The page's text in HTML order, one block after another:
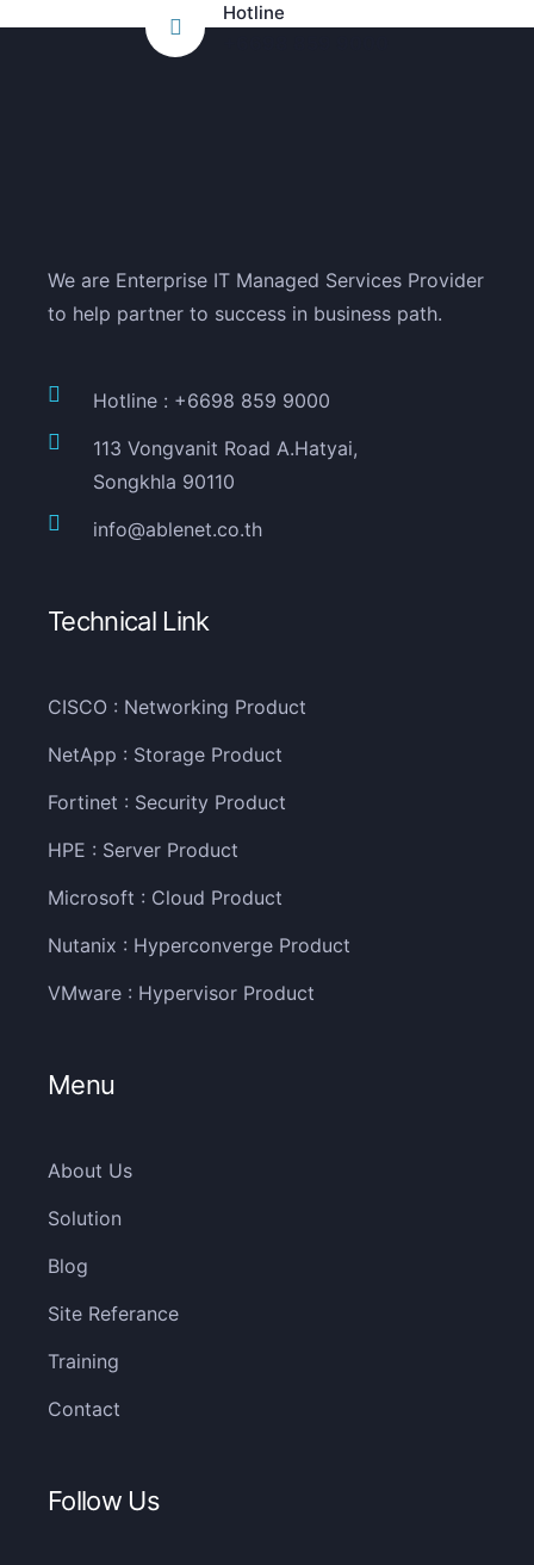
Hotline
We are Enterprise IT Managed Services Provider
to help partner to success in business path.
Hotline : +6698 859 9000
113 Vongvanit Road A.Hatyai,
Songkhla 90110
info@ablenet.co.th
Technical Link
CISCO : Networking Product
NetApp : Storage Product
Fortinet : Security Product
HPE : Server Product
Microsoft : Cloud Product
Nutanix : Hyperconverge Product
VMware : Hypervisor Product
Menu
About Us
Solution
Blog
Site Referance
Training
Contact
Follow Us